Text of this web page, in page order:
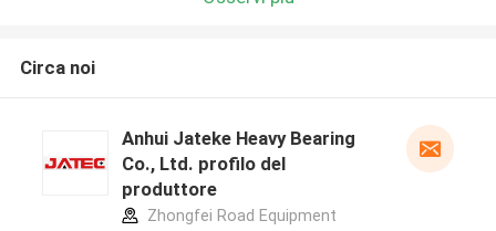
Circa noi
Anhui Jateke Heavy Bearing
Co., Ltd. profilo del
produttore
Zhongfei Road Equipment